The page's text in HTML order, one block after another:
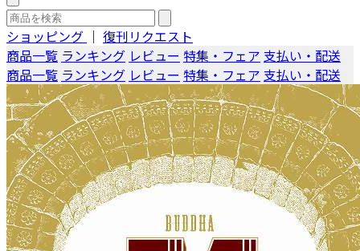
ショッピング ｜ 復刊リクエスト
商品一覧 ランキング レビュー 特集・フェア 支払い・配送
商品一覧 ランキング レビュー 特集・フェア 支払い・配送